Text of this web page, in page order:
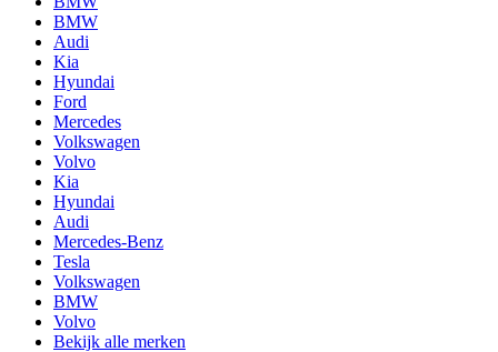
BMW
Audi
Kia
Hyundai
Ford
Mercedes
Volkswagen
Volvo
Kia
Hyundai
Audi
Mercedes-Benz
Tesla
Volkswagen
BMW
Volvo
Bekijk alle merken